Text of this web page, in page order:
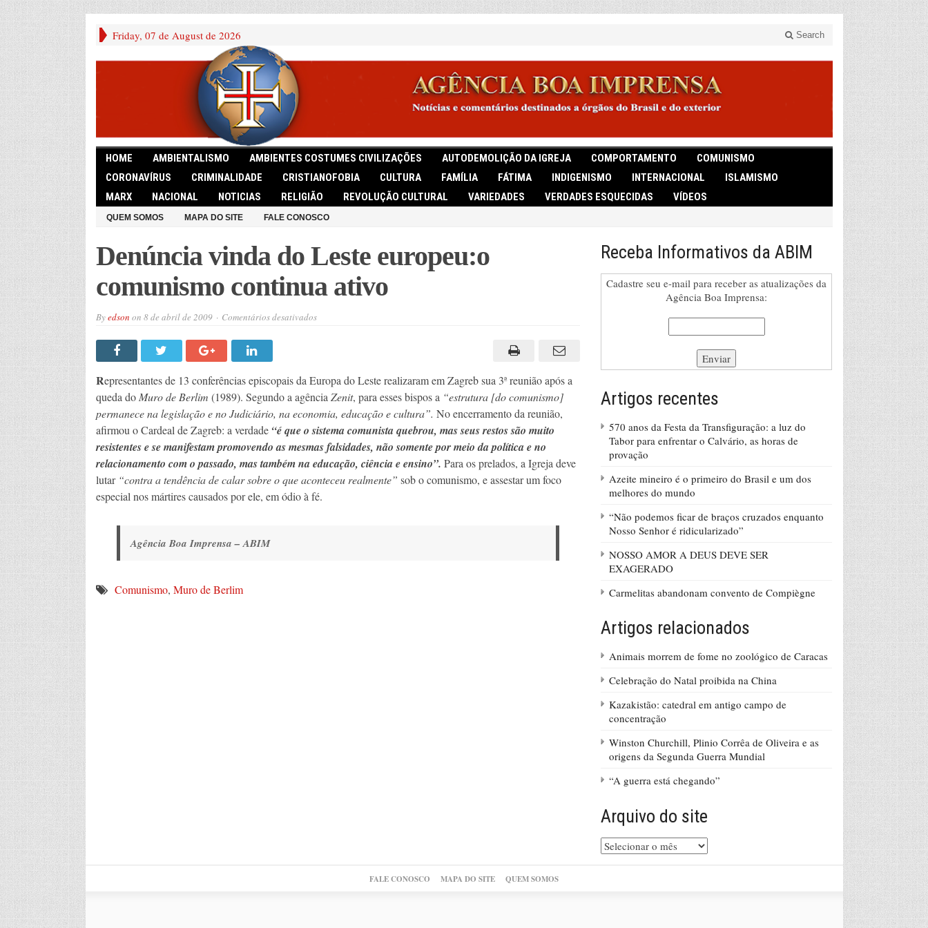
Friday, 07 de August de 2026 Search
HOME AMBIENTALISMO AMBIENTES COSTUMES CIVILIZAÇÕES AUTODEMOLIÇÃO DA IGREJA COMPORTAMENTO
COMUNISMO
CORONAVÍRUS
CRIMINALIDADE CRISTIANOFOBIA CULTURA FAMÍLIA FÁTIMA INDIGENISMO INTERNACIONAL
ISLAMISMO
MARX
NACIONAL NOTICIAS RELIGIÃO REVOLUÇÃO CULTURAL VARIEDADES VERDADES ESQUECIDAS VÍDEOS
QUEM SOMOS MAPA DO SITE FALE CONOSCO
Denúncia vinda do Leste europeu:o
comunismo continua ativo
Byedson on 8 de abril de 2009 Comentários desativadosem
comunismo
continua
ativo
Representantes de 13 conferências episcopais da Europa do Leste realizaram em Zagreb sua 3ª reunião após a
queda do Muro de Berlim (1989). Segundo a agência Zenit, para esses bispos a “estrutura [do comunismo]
permanece na legislação e no Judiciário, na economia, educação e cultura”. No encerramento da reunião,
afirmou o Cardeal de Zagreb: a verdade “é que o sistema comunista quebrou, mas seus restos são muito
resistentes e se manifestam promovendo as mesmas falsidades, não somente por meio da política e no
relacionamento com o passado, mas também na educação, ciência e ensino”. Para os prelados, a Igreja deve
lutar “contra a tendência de calar sobre o que aconteceu realmente” sob o comunismo, e assestar um foco
especial nos mártires causados por ele, em ódio à fé.
Agência Boa Imprensa – ABIM
Comunismo, Muro de Berlim
Receba Informativos da ABIM
Cadastre seu e-mail para receber as atualizações da
Agência Boa Imprensa:
Artigos recentes
570 anos da Festa da Transfiguração: a luz do
Tabor para enfrentar o Calvário, as horas de
provação
Azeite mineiro é o primeiro do Brasil e um dos
melhores do mundo
“Não podemos ficar de braços cruzados enquanto
Nosso Senhor é ridicularizado”
NOSSO AMOR A DEUS DEVE SER
EXAGERADO
Carmelitas abandonam convento de Compiègne
Artigos relacionados
Animais morrem de fome no zoológico de Caracas
Celebração do Natal proibida na China
Kazakistão: catedral em antigo campo de
concentração
Winston Churchill, Plinio Corrêa de Oliveira e as
origens da Segunda Guerra Mundial
“A guerra está chegando”
Arquivo do site
Arquivo
do
FALE CONOSCO MAPA DO SITE QUEM SOMOS